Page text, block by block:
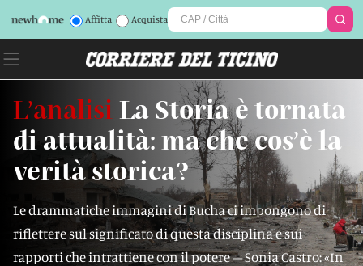
Affitta Acquista
L’analisi La Storia è tornata
di attualità: ma che cos’è la
verità storica?
Le drammatiche immagini di Bucha ci impongono di
riflettere sul significato di questa disciplina e sui
rapporti che intrattiene con il potere – Sonia Castro: «In